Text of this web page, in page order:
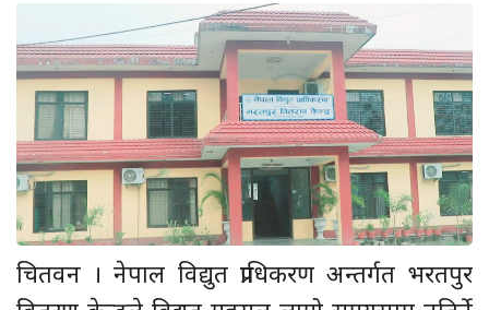
चितवन । नेपाल विद्युत प्राधिकरण अन्तर्गत भरतपुर